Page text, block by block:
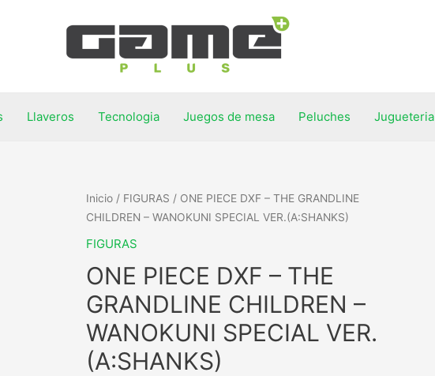
Llaveros Tecnologia Juegos de mesa Peluches Jugueteria
Inicio / FIGURAS / ONE PIECE DXF – THE GRANDLINE
CHILDREN – WANOKUNI SPECIAL VER.(A:SHANKS)
FIGURAS
ONE PIECE DXF – THE
GRANDLINE CHILDREN –
WANOKUNI SPECIAL VER.
(A:SHANKS)